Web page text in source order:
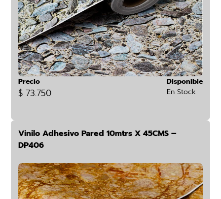
Precio
$ 73.750
Disponible
En Stock
Vinilo Adhesivo Pared 10mtrs X 45CMS –
DP406